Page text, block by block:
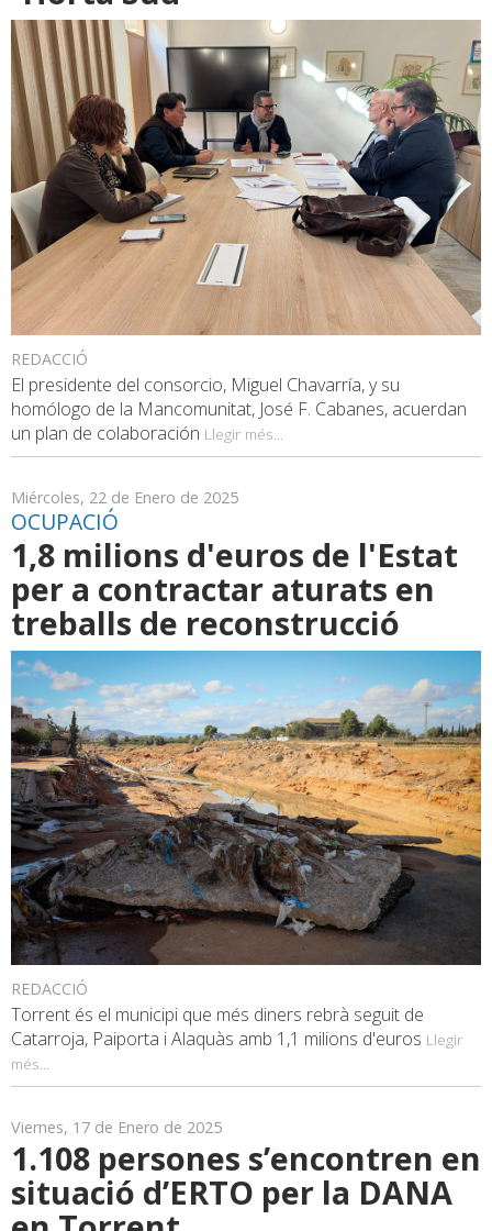
REDACCIÓ
El presidente del consorcio, Miguel Chavarría, y su
homólogo de la Mancomunitat, José F. Cabanes, acuerdan
un plan de colaboración Llegir més...
Miércoles, 22 de Enero de 2025
OCUPACIÓ
1,8 milions d'euros de l'Estat
per a contractar aturats en
treballs de reconstrucció
REDACCIÓ
Torrent és el municipi que més diners rebrà seguit de
Catarroja, Paiporta i Alaquàs amb 1,1 milions d'euros Llegir
més...
Viernes, 17 de Enero de 2025
1.108 persones s’encontren en
situació d’ERTO per la DANA